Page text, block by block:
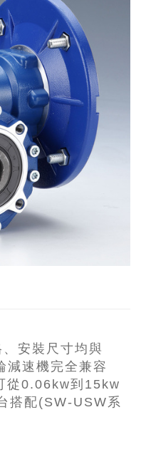
安裝尺寸均與
速機完全兼容
從0.06kw到15kw
搭配(SW-USW系